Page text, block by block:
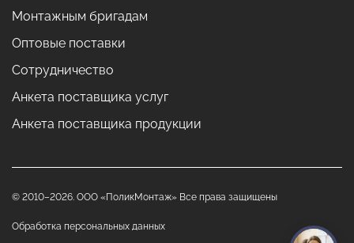
Монтажным бригадам
Оптовые поставки
Сотрудничество
Анкета поставщика услуг
Анкета поставщика продукции
© 2010–2026. ООО «ПоликМонтаж» Все права защищены
Обработка персональных данных